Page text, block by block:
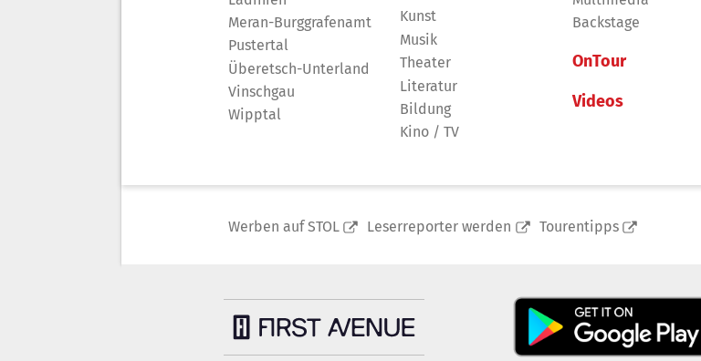
Meran-Burggrafenamt
Pustertal
Überetsch-Unterland
Vinschgau
Wipptal
Kunst
Musik
Theater
Literatur
Bildung
Kino / TV
Backstage
OnTour
Videos
Werben auf STOL Leserreporter werden Tourentipps